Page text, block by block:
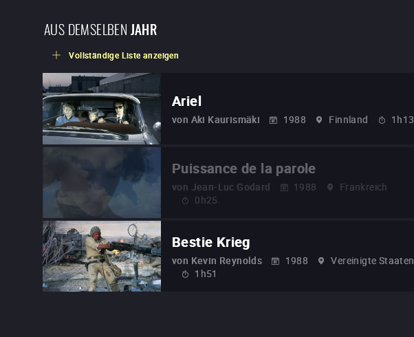
AUS DEMSELBENJAHR
Vollständige Liste anzeigen
Ariel
von Aki Kaurismäki 1988 Finnland 1h13
Puissance de la parole
von Jean-Luc Godard 1988
Frankreich
0h25
Bestie Krieg
von Kevin Reynolds 1988
Vereinigte Staaten
1h51